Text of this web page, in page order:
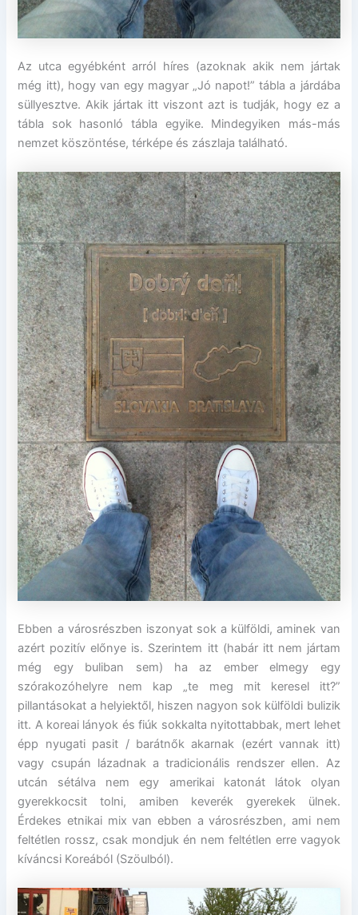
Az utca egyébként arról híres (azoknak akik nem jártak
még itt), hogy van egy magyar „Jó napot!” tábla a járdába
süllyesztve. Akik jártak itt viszont azt is tudják, hogy ez a
tábla sok hasonló tábla egyike. Mindegyiken más-más
nemzet köszöntése, térképe és zászlaja található.
Ebben a városrészben iszonyat sok a külföldi, aminek van
azért pozitív előnye is. Szerintem itt (habár itt nem jártam
még egy buliban sem) ha az ember elmegy egy
szórakozóhelyre nem kap „te meg mit keresel itt?”
pillantásokat a helyiektől, hiszen nagyon sok külföldi bulizik
itt. A koreai lányok és fiúk sokkalta nyitottabbak, mert lehet
épp nyugati pasit / barátnők akarnak (ezért vannak itt)
vagy csupán lázadnak a tradicionális rendszer ellen. Az
utcán sétálva nem egy amerikai katonát látok olyan
gyerekkocsit tolni, amiben keverék gyerekek ülnek.
Érdekes etnikai mix van ebben a városrészben, ami nem
feltétlen rossz, csak mondjuk én nem feltétlen erre vagyok
kíváncsi Koreából (Szöulból).